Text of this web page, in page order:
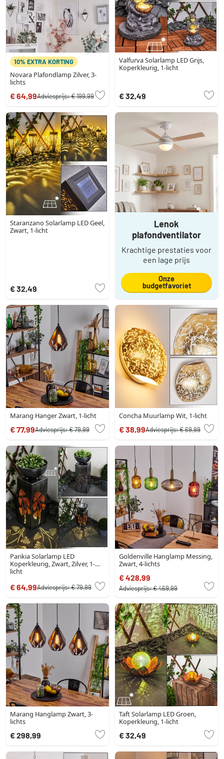
10% EXTRA KORTING
Novara Plafondlamp Zilver, 3-
lichts
€ 64,99Adviesprijs:€ 199,99
Valfurva Solarlamp LED Grijs,
Koperkleurig, 1-licht
€ 32,49
Staranzano Solarlamp LED Geel,
Zwart, 1-licht
€ 32,49
Lenok
plafondventilator
Krachtige prestaties voor
een lage prijs
Onze
budgetfavoriet
Marang Hanger Zwart, 1-licht
€ 77,99Adviesprijs:€ 79,99
Concha Muurlamp Wit, 1-licht
€ 38,99Adviesprijs:€ 69,99
Parikia Solarlamp LED
Koperkleurig, Zwart, Zilver, 1-
licht
€ 64,99Adviesprijs:€ 79,99
Goldenville Hanglamp Messing,
Zwart, 4-lichts
€ 428,99
Adviesprijs:€ 469,99
Marang Hanglamp Zwart, 3-
lichts
€ 298,99
Taft Solarlamp LED Groen,
Koperkleurig, 1-licht
€ 32,49